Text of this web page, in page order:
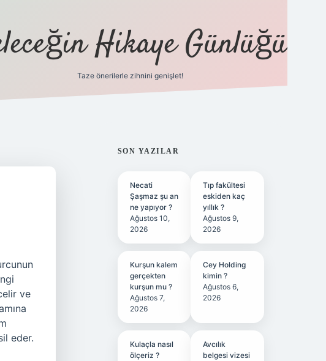
Hikaye Günlüğü
Taze önerilerle zihnini genişlet!
ve
eder.
SIDEBAR
SON YAZILAR
Necati
Şaşmaz şu an
ne yapıyor ?
Ağustos 10,
2026
Tıp fakültesi
eskiden kaç
yıllık ?
Ağustos 9,
2026
Kurşun kalem
gerçekten
kurşun mu ?
Ağustos 7,
2026
Cey Holding
kimin ?
Ağustos 6,
2026
Kulaçla nasıl
ölçeriz ?
Avcılık
belgesi vizesi